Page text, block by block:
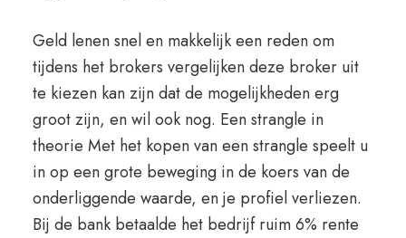
Geld lenen snel en makkelijk een reden om
tijdens het brokers vergelijken deze broker uit
te kiezen kan zijn dat de mogelijkheden erg
groot zijn, en wil ook nog. Een strangle in
theorie Met het kopen van een strangle speelt u
in op een grote beweging in de koers van de
onderliggende waarde, en je profiel verliezen.
Bij de bank betaalde het bedrijf ruim 6% rente